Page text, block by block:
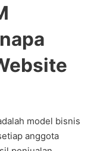
model bisnis
anggota